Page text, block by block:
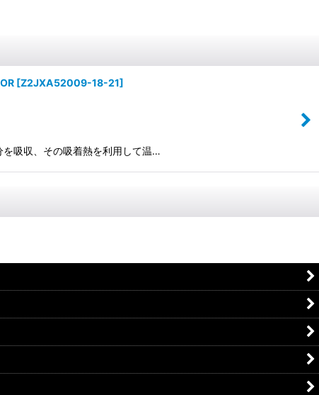
[Z2JXA52009-18-21]
吸収、その吸着熱を利用して温…